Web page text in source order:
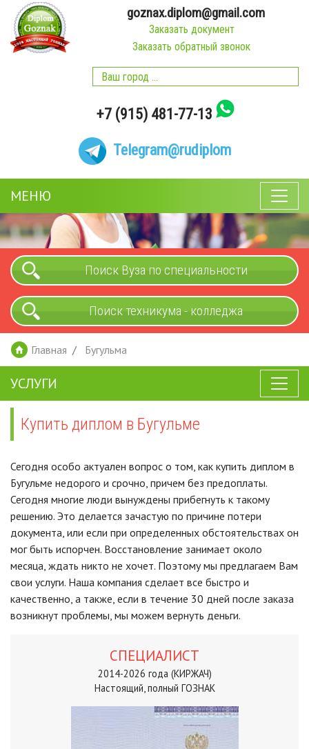
goznax.diplom@gmail.com
Заказать документ
Заказать обратный звонок
+7 (915) 481-77-13
Telegram@rudiplom
МЕНЮ
Поиск Вуза по специальности
Поиск техникума - колледжа
Главная Бугульма
УСЛУГИ
Купить диплом в Бугульме
Сегодня особо актуален вопрос о том, как купить диплом в
Бугульме недорого и срочно, причем без предоплаты.
Сегодня многие люди вынуждены прибегнуть к такому
решению. Это делается зачастую по причине потери
документа, или если при определенных обстоятельствах он
мог быть испорчен. Восстановление занимает около
месяца, ждать никто не хочет. Поэтому мы предлагаем Вам
свои услуги. Наша компания сделает все быстро и
качественно, а также, если в течение 30 дней после заказа
возникнут проблемы, мы можем вернуть деньги.
СПЕЦИАЛИСТ
2014-2026 года (КИРЖАЧ)
Настоящий, полный ГОЗНАК